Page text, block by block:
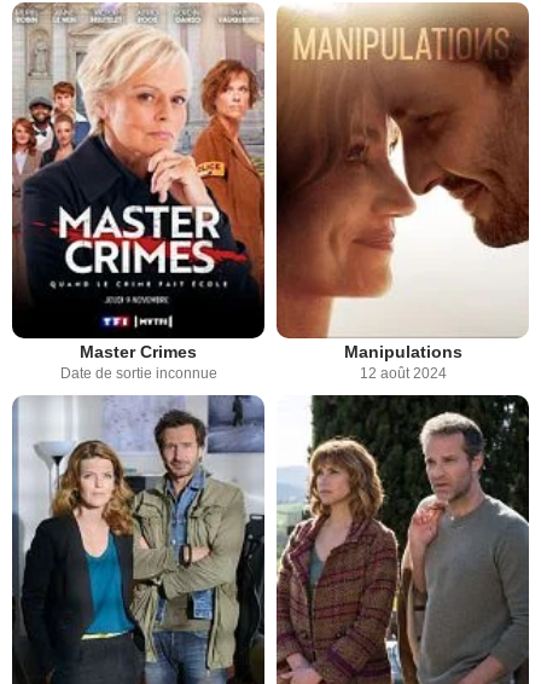
Master Crimes
Date de sortie inconnue
Manipulations
12 août 2024